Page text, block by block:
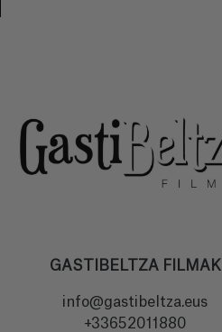
GASTIBELTZA FILMAK
info@gastibeltza.eus
+33652011880